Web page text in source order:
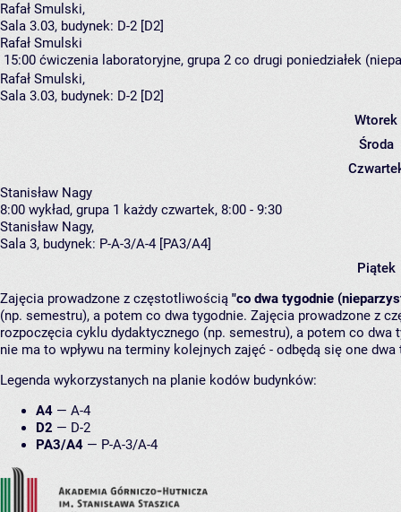
Rafał Smulski,
Sala 3.03, budynek: D-2 [D2]
Rafał Smulski
15:00 ćwiczenia laboratoryjne, grupa 2 co drugi poniedziałek
Rafał Smulski,
Sala 3.03, budynek: D-2 [D2]
Wtorek
Środa
Stanisław Nagy
8:00 wykład, grupa 1 każdy czwartek, 8:00 - 9:30
Stanisław Nagy,
Sala 3, budynek: P-A-3/A-4 [PA3/A4]
Piątek
Zajęcia prowadzone z częstotliwością "co dwa tygodnie
(np. semestru), a potem co dwa tygodnie. Zajęcia prowadzone z
rozpoczęcia cyklu dydaktycznego (np. semestru), a potem co
nie ma to wpływu na terminy kolejnych zajęć - odbędą się one
Legenda wykorzystanych na planie kodów budynków:
A4 — A-4
D2 — D-2
PA3/A4 — P-A-3/A-4